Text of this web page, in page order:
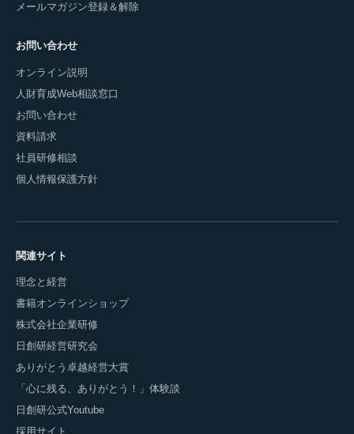
メールマガジン登録＆解除
お問い合わせ
オンライン説明
人財育成Web相談窓口
お問い合わせ
資料請求
社員研修相談
個人情報保護方針
関連サイト
理念と経営
書籍オンラインショップ
株式会社企業研修
日創研経営研究会
ありがとう卓越経営大賞
「心に残る、ありがとう！」体験談
日創研公式Youtube
採用サイト